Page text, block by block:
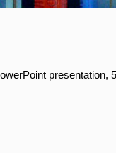
presentation,